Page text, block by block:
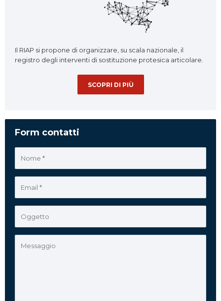
Il RIAP si propone di organizzare, su scala nazionale, il
registro degli interventi di sostituzione protesica articolare.
SCOPRI DI PIÙ
Form contatti